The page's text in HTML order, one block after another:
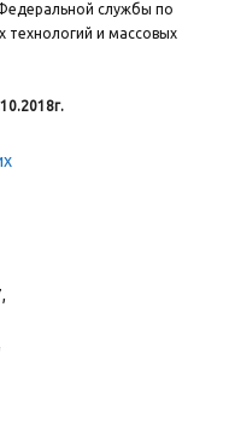
службы по
технологий и массовых